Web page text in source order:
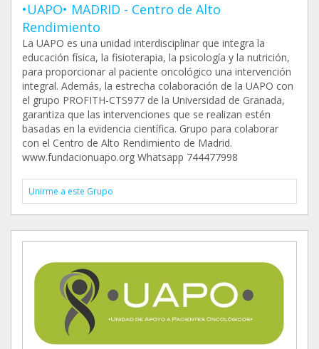
•UAPO• MADRID - Centro de Alto
Rendimiento
La UAPO es una unidad interdisciplinar que integra la
educación física, la fisioterapia, la psicología y la nutrición,
para proporcionar al paciente oncológico una intervención
integral. Además, la estrecha colaboración de la UAPO con
el grupo PROFITH-CTS977 de la Universidad de Granada,
garantiza que las intervenciones que se realizan estén
basadas en la evidencia científica. Grupo para colaborar
con el Centro de Alto Rendimiento de Madrid.
www.fundacionuapo.org Whatsapp 744477998
Unirme a este Grupo